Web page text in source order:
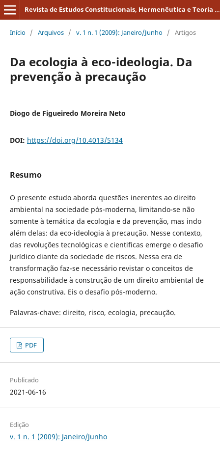
Revista de Estudos Constitucionais, Hermenêutica e Teoria do Direito
Início / Arquivos / v. 1 n. 1 (2009): Janeiro/Junho / Artigos
Da ecologia à eco-ideologia. Da
prevenção à precaução
Diogo de Figueiredo Moreira Neto
DOI: https://doi.org/10.4013/5134
Resumo
O presente estudo aborda questões inerentes ao direito
ambiental na sociedade pós-moderna, limitando-se não
somente à temática da ecologia e da prevenção, mas indo
além delas: da eco-ideologia à precaução. Nesse contexto,
das revoluções tecnológicas e cientificas emerge o desafio
jurídico diante da sociedade de riscos. Nessa era de
transformação faz-se necessário revistar o conceitos de
responsabilidade à construção de um direito ambiental de
ação construtiva. Eis o desafio pós-moderno.
Palavras-chave: direito, risco, ecologia, precaução.
PDF
Publicado
2021-06-16
Edição
v. 1 n. 1 (2009): Janeiro/Junho